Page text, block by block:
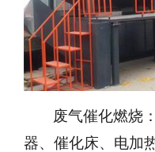
废气催化燃烧
器、催化床、电加